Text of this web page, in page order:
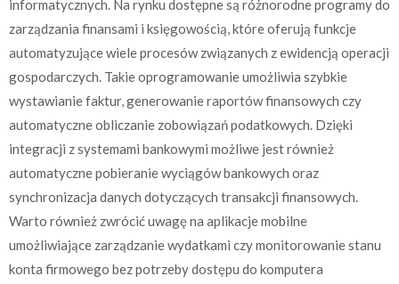
informatycznych. Na rynku dostępne są różnorodne programy do
zarządzania finansami i księgowością, które oferują funkcje
automatyzujące wiele procesów związanych z ewidencją operacji
gospodarczych. Takie oprogramowanie umożliwia szybkie
wystawianie faktur, generowanie raportów finansowych czy
automatyczne obliczanie zobowiązań podatkowych. Dzięki
integracji z systemami bankowymi możliwe jest również
automatyczne pobieranie wyciągów bankowych oraz
synchronizacja danych dotyczących transakcji finansowych.
Warto również zwrócić uwagę na aplikacje mobilne
umożliwiające zarządzanie wydatkami czy monitorowanie stanu
konta firmowego bez potrzeby dostępu do komputera